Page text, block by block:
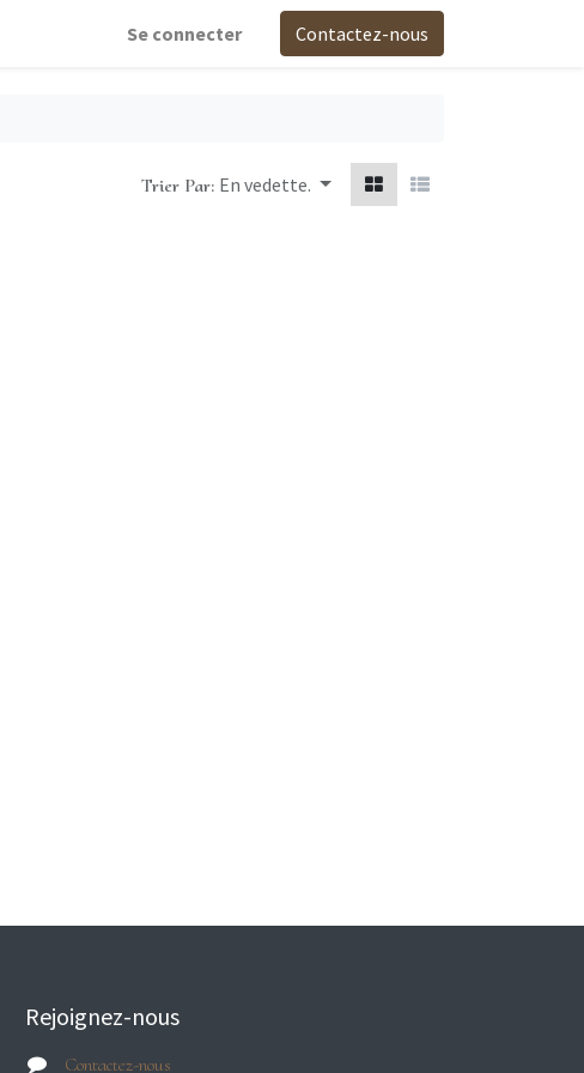
Se connecter Contactez-nous
Trier Par: En vedette.
Rejoignez-nous
Contactez-nous